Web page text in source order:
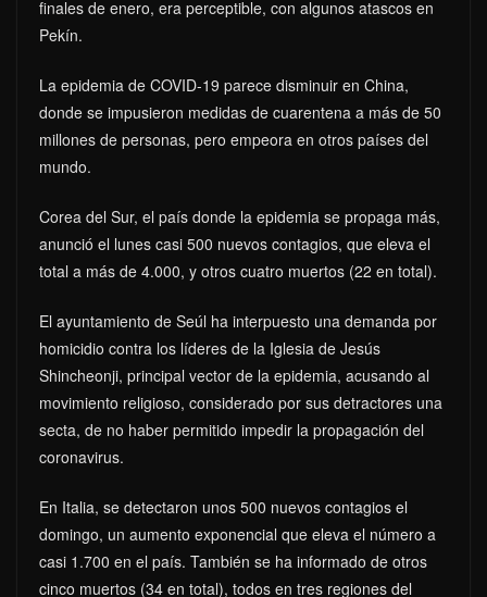
finales de enero, era perceptible, con algunos atascos en
Pekín.
La epidemia de COVID-19 parece disminuir en China,
donde se impusieron medidas de cuarentena a más de 50
millones de personas, pero empeora en otros países del
mundo.
Corea del Sur, el país donde la epidemia se propaga más,
anunció el lunes casi 500 nuevos contagios, que eleva el
total a más de 4.000, y otros cuatro muertos (22 en total).
El ayuntamiento de Seúl ha interpuesto una demanda por
homicidio contra los líderes de la Iglesia de Jesús
Shincheonji, principal vector de la epidemia, acusando al
movimiento religioso, considerado por sus detractores una
secta, de no haber permitido impedir la propagación del
coronavirus.
En Italia, se detectaron unos 500 nuevos contagios el
domingo, un aumento exponencial que eleva el número a
casi 1.700 en el país. También se ha informado de otros
cinco muertos (34 en total), todos en tres regiones del